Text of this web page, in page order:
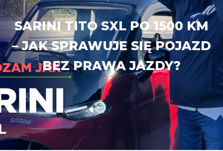
SARINI TITO SXL PO 1500 KM
– JAK SPRAWUJE SIĘ POJAZD
BEZ PRAWA JAZDY?